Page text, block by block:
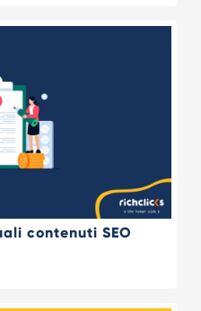
contenuti SEO